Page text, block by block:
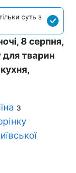
суть з
8 серпня,
тварин
з